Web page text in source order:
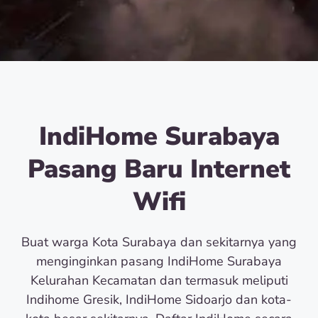
IndiHome Surabaya
Pasang Baru Internet
Wifi
Buat warga Kota Surabaya dan sekitarnya yang
menginginkan pasang IndiHome Surabaya
Kelurahan Kecamatan dan termasuk meliputi
Indihome Gresik, IndiHome Sidoarjo dan kota-